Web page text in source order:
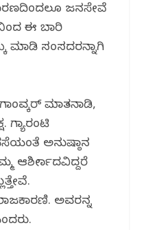
ಜನಸೇವೆ
ನಿಂದ ಈ ಬಾರಿ
ಮಾಡಿ ಸಂಸದರನ್ನಾಗಿ
ಗಾಂವ್ಕರ್ ಮಾತನಾಡಿ,
ಗ್ಯಾರಂಟಿ
ಅನುಷ್ಠಾನ
ಆಶೀರ್ವಾದವಿದ್ದರೆ
ಅವರನ್ನ